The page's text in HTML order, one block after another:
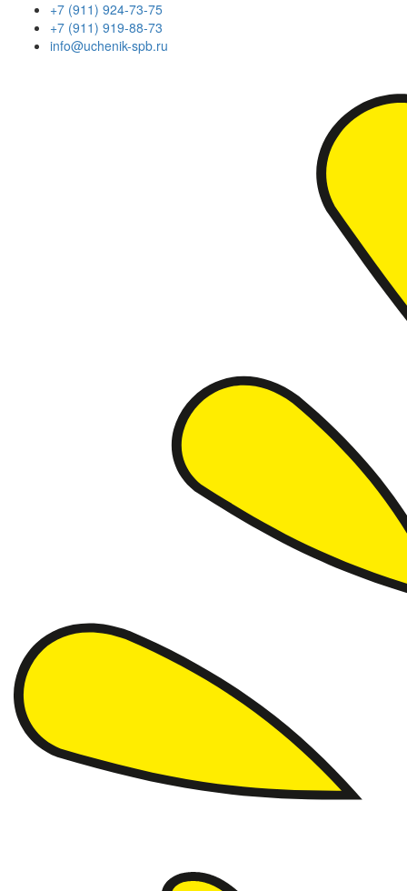
+7 (911) 924-73-75
+7 (911) 919-88-73
info@uchenik-spb.ru